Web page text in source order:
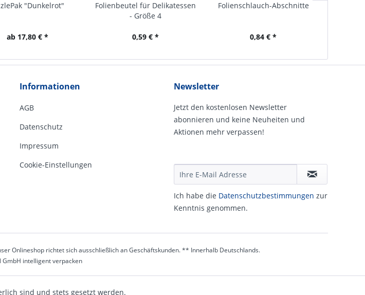
"Dunkelrot"
ab 17,80 € *
Folienbeutel für Delikatessen
- Größe 4
0,59 € *
Folienschlauch-Abschnitte
0,84 € *
Informationen
AGB
Datenschutz
Impressum
Cookie-Einstellungen
Newsletter
Jetzt den kostenlosen Newsletter
abonnieren und keine Neuheiten und
Aktionen mehr verpassen!
Ich habe die Daten­schutz­be­stim­mungen zur
Kennt­nis genommen.
Onlineshop richtet sich ausschließlich an Geschäftskunden. ** Innerhalb Deutschlands.
intelligent verpacken
sind und stets gesetzt werden.